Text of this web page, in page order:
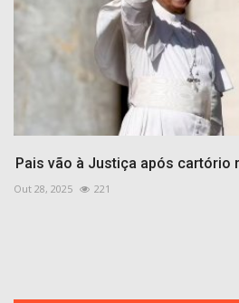
Pais vão à Justiça após cartório
Out 28, 2025 221